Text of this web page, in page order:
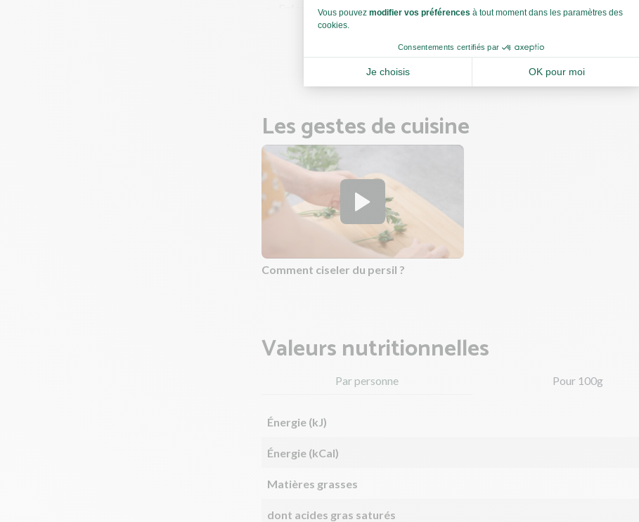
Enfournez 20 à 25 min.
Astuce : si votre patate douce dore trop rapidement, couvrez d'un papier
Cela permettra une cuisson uniforme sans brûler le dessus.
Pendant ce temps, préparez les rillettes.
Les gestes de cuisine
Comment ciseler du persil ?
Valeurs nutritionnelles
Par personne Pour 100g
Énergie (kJ)
Énergie (kCal)
Matières grasses
dont acides gras saturés